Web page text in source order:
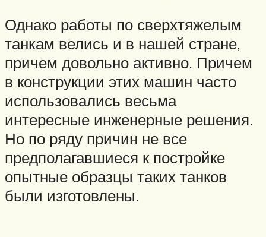
Однако работы по сверхтяжелым
танкам велись и в нашей стране,
причем довольно активно. Причем
в конструкции этих машин часто
использовались весьма
интересные инженерные решения.
Но по ряду причин не все
предполагавшиеся к постройке
опытные образцы таких танков
были изготовлены.